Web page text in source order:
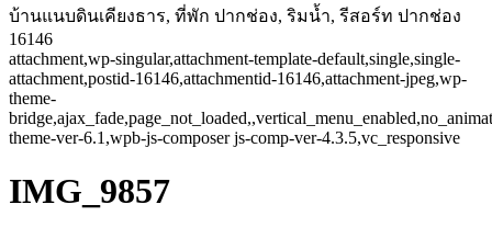
บ้านแนบดินเคียงธาร, ที่พัก ปากช่อง, ริมน้ำ, รีสอร์ท ปากช่อง
16146
attachment,wp-singular,attachment-template-default,single,single-
attachment,postid-16146,attachmentid-16146,attachment-jpeg,wp-
theme-
theme-ver-6.1,wpb-js-composer js-comp-ver-4.3.5,vc_responsive
IMG_9857